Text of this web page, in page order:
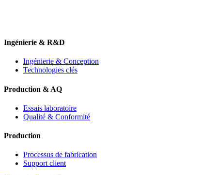
Ingénierie & R&D
Ingénierie & Conception
Technologies clés
Production & AQ
Essais laboratoire
Qualité & Conformité
Production
Processus de fabrication
Support client